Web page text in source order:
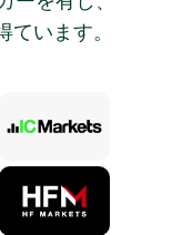
います。